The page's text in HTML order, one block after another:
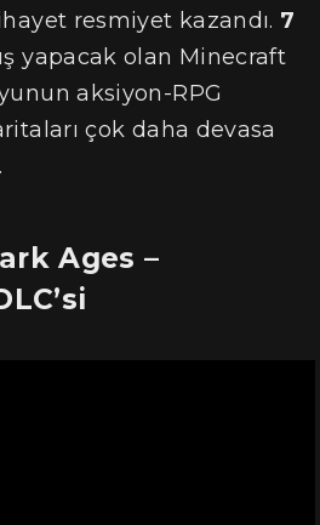
resmiyet kazandı. 7
yapacak olan Minecraft
aksiyon-RPG
çok daha devasa
Ages –